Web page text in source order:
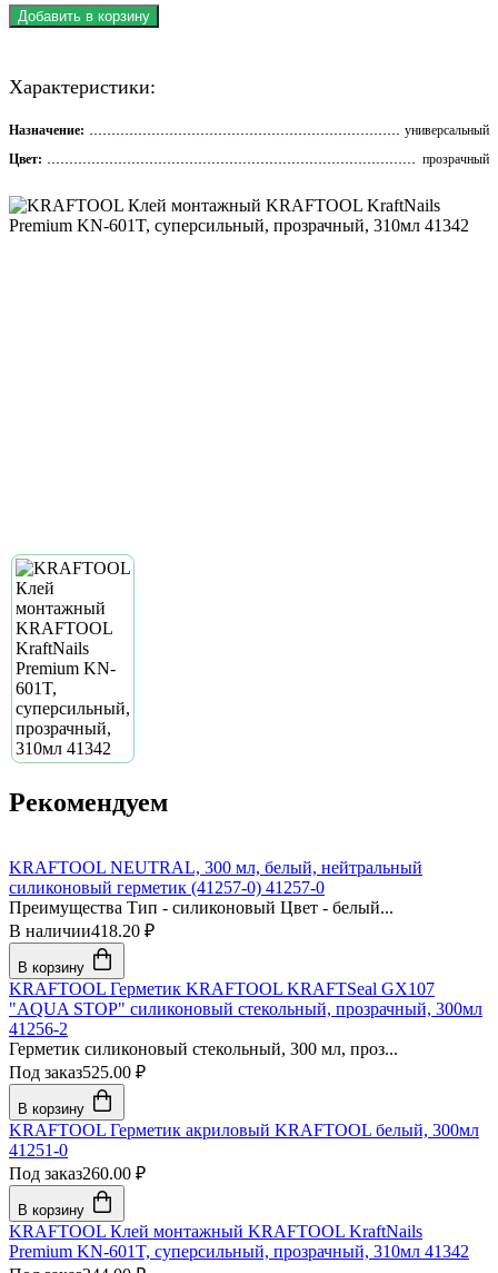
Добавить в корзину
Характеристики:
Назначение:
универсальный
Цвет:
прозрачный
Рекомендуем
KRAFTOOL NEUTRAL, 300 мл, белый, нейтральный
силиконовый герметик (41257-0) 41257-0
Преимущества Тип - силиконовый Цвет - белый...
В наличии418.20 ₽
В корзину
KRAFTOOL Герметик KRAFTOOL KRAFTSeal GX107
"AQUA STOP" силиконовый стекольный, прозрачный, 300мл
41256-2
Герметик силиконовый стекольный, 300 мл, проз...
Под заказ525.00 ₽
В корзину
KRAFTOOL Герметик акриловый KRAFTOOL белый, 300мл
41251-0
Под заказ260.00 ₽
В корзину
KRAFTOOL Клей монтажный KRAFTOOL KraftNails
Premium KN-601T, суперсильный, прозрачный, 310мл 41342